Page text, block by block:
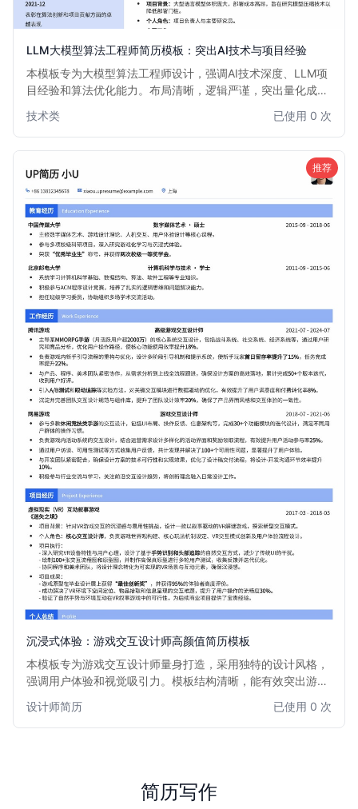
LLM大模型算法工程师简历模板：突出AI技术与项目经验
本模板专为大模型算法工程师设计，强调AI技术深度、LLM项
目经验和算法优化能力。布局清晰，逻辑严谨，突出量化成
深度学习、自然语言处理等前沿领域发展的算法工程师。
技术类 已使用 0 次
推荐
沉浸式体验：游戏交互设计师高颜值简历模板
本模板专为游戏交互设计师量身打造，采用独特的设计风格，
强调用户体验和视觉吸引力。模板结构清晰，能有效突出游戏
出，获得心仪的游戏行业职位。适用于对用户体验、游戏心理
学有深入理解的设计师。
设计师简历 已使用 0 次
简历写作